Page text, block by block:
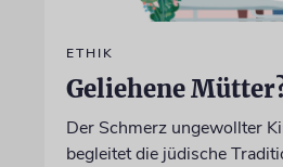
ETHIK
Geliehene
Der Schmerz ungewollter
begleitet die jüdische